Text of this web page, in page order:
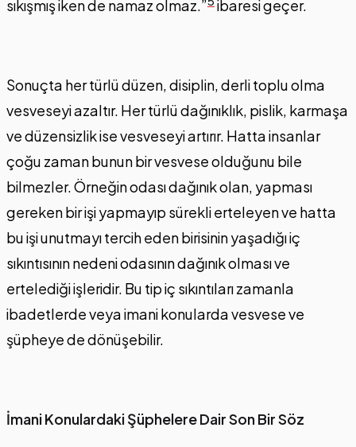
sıkışmış iken de namaz olmaz.” ibaresi geçer.
Sonuçta her türlü düzen, disiplin, derli toplu olma
vesveseyi azaltır. Her türlü dağınıklık, pislik, karmaşa
ve düzensizlik ise vesveseyi artırır. Hatta insanlar
çoğu zaman bunun bir vesvese olduğunu bile
bilmezler. Örneğin odası dağınık olan, yapması
gereken bir işi yapmayıp sürekli erteleyen ve hatta
bu işi unutmayı tercih eden birisinin yaşadığı iç
sıkıntısının nedeni odasının dağınık olması ve
ertelediği işleridir. Bu tip iç sıkıntıları zamanla
ibadetlerde veya imani konularda vesvese ve
şüpheye de dönüşebilir.
İmani Konulardaki Şüphelere Dair Son Bir Söz